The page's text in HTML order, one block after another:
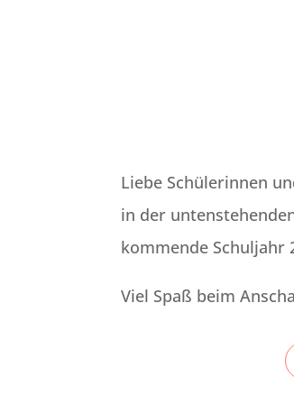
Liebe Schülerinnen
in der
kommende Schuljahr
Viel Spaß beim